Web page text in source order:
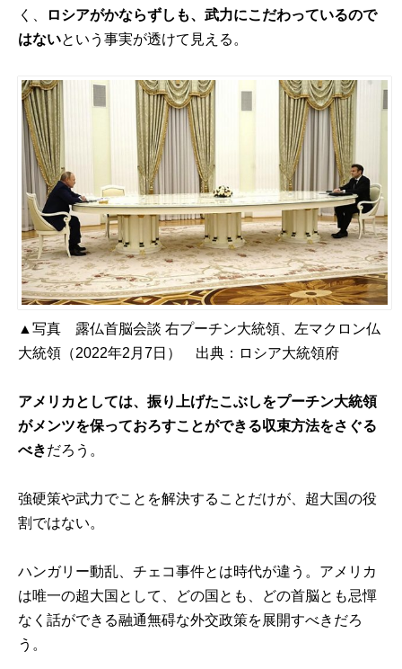
く、
ロシアがかならずしも、武力にこだわっているので
はないという事実が透けて見える。
▲写真 露仏首脳会談 右プーチン大統領、左マクロン仏
大統領（2022年2月7日） 出典： ロシア大統領府
アメリカとしては、振り上げたこぶしをプーチン大統領
がメンツを保っておろすことができる収束方法をさぐる
べきだろう。
強硬策や武力でことを解決することだけが、超大国の役
割ではない。
ハンガリー動乱、チェコ事件とは時代が違う。アメリカ
は唯一の超大国として、どの国とも、どの首脳とも忌憚
なく話ができる融通無碍な外交政策を展開すべきだろ
う。